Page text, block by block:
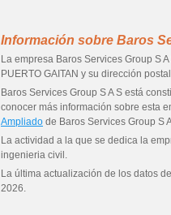
Información sobre Baros
La empresa Baros Services Group S
PUERTO GAITAN y su dirección
Baros Services Group S A S está
conocer más información sobre esta
Ampliado de Baros Services Group S
La actividad a la que se dedica la
ingenieria civil.
La última actualización de los datos
2026.